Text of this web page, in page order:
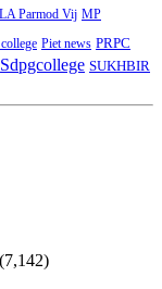
Parmod Vij MP
Piet news PRPC
Sdpgcollege SUKHBIR
(7,142)